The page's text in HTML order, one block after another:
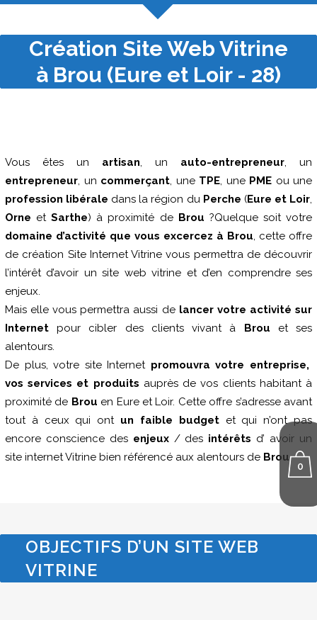
0
Création Site Web Vitrine
à Brou (Eure et Loir - 28)
Vous êtes un artisan, un auto-entrepreneur, un
entrepreneur, un commerçant, une TPE, une PME ou une
profession libérale dans la région du Perche (Eure et Loir,
Orne etSarthe) à proximité de Brou ?Quelque soit votre
domaine d’activité que vous excercez à Brou, cette offre
de création Site Internet Vitrine vous permettra de découvrir
l’intérêt d’avoir un site web vitrine et d’en comprendre ses
enjeux.
Mais elle vous permettra aussi de lancer votre activité sur
Internet pour cibler des clients vivant à Brou et ses
alentours.
De plus, votre site Internet promouvra votre entreprise,
vos services et produits auprès de vos clients habitant à
proximité de Brou en Eure et Loir. Cette offre s’adresse avant
tout à ceux qui ont un faible budgetet qui n’ont pas
encore conscience des enjeux/ des intérêts d’ avoir un
site internet Vitrine bien référencé aux alentours de Brou.
OBJECTIFS D’UN SITE WEB
VITRINE